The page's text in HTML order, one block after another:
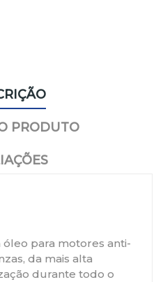
PRODUTO
para motores anti-
da mais alta
durante todo o